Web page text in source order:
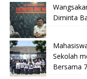
Diminta
Sekolah
Bersama